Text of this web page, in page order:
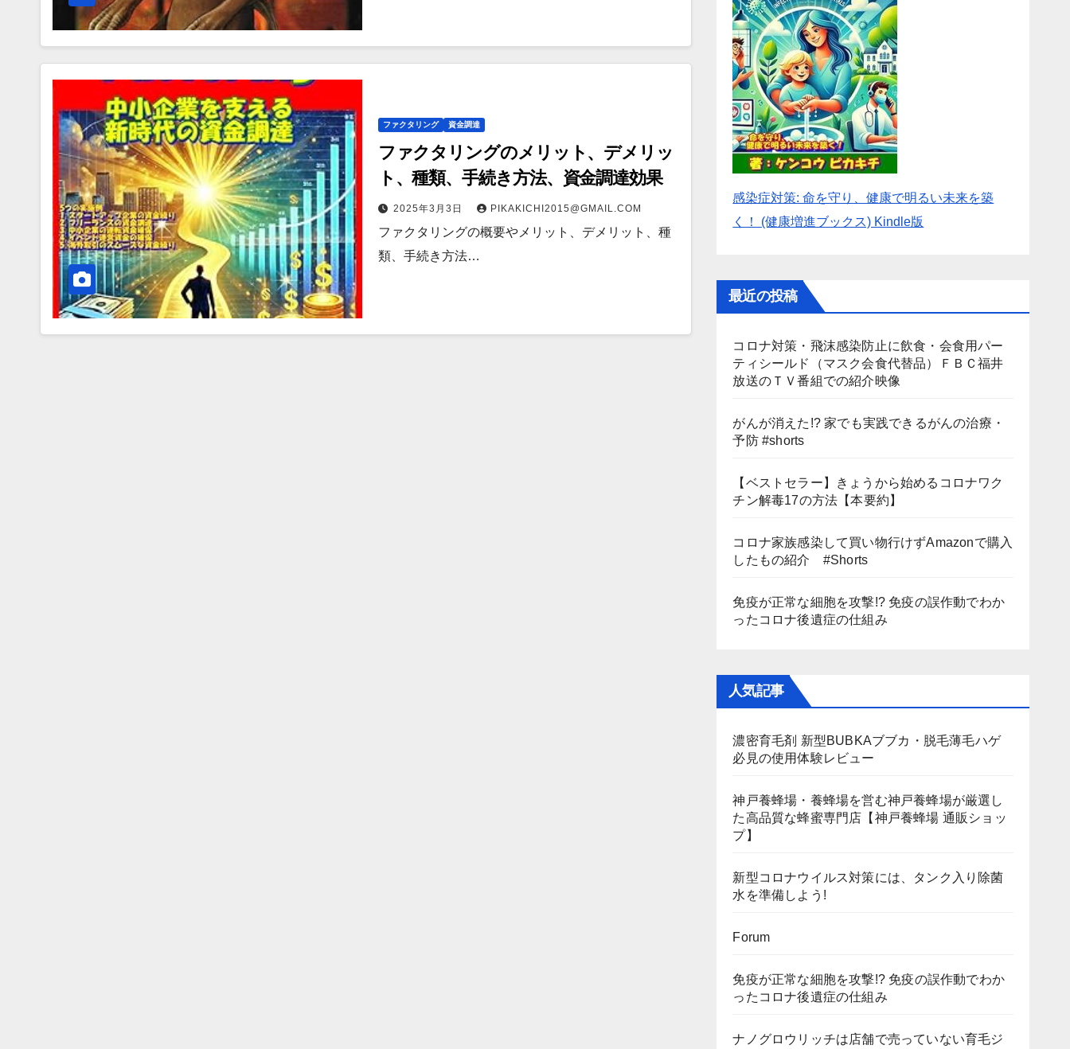
ファクタリング 資金調達
ファクタリングのメリット、デメリッ
ト、種類、手続き方法、資金調達効果
2025年3月3日 PIKAKICHI2015@GMAIL.COM
ファクタリングの概要やメリット、デメリット、種
類、手続き方法…
感染症対策: 命を守り、健康で明るい未来を築
く！ (健康増進ブックス) Kindle版
最近の投稿
コロナ対策・飛沫感染防止に飲食・会食用パー
ティシールド（マスク会食代替品）ＦＢＣ福井
放送のＴＶ番組での紹介映像
がんが消えた!? 家でも実践できるがんの治療・
予防 #shorts
【ベストセラー】きょうから始めるコロナワク
チン解毒17の方法【本要約】
コロナ家族感染して買い物行けずAmazonで購入
したもの紹介 #Shorts
免疫が正常な細胞を攻撃!? 免疫の誤作動でわか
ったコロナ後遺症の仕組み
人気記事
濃密育毛剤 新型BUBKAブブカ・脱毛薄毛ハゲ
必見の使用体験レビュー
神戸養蜂場・養蜂場を営む神戸養蜂場が厳選し
た高品質な蜂蜜専門店【神戸養蜂場 通販ショッ
プ】
新型コロナウイルス対策には、タンク入り除菌
水を準備しよう!
Forum
免疫が正常な細胞を攻撃!? 免疫の誤作動でわか
ったコロナ後遺症の仕組み
ナノグロウリッチは店舗で売っていない育毛ジ